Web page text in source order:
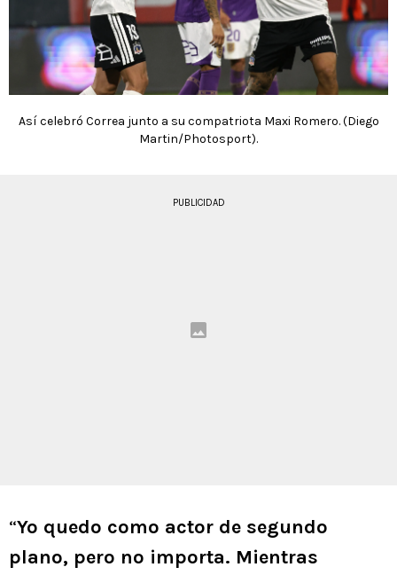
Así celebró Correa junto a su compatriota Maxi Romero. (Diego
Martin/Photosport).
PUBLICIDAD
“Yo quedo como actor de segundo
plano, pero no importa. Mientras